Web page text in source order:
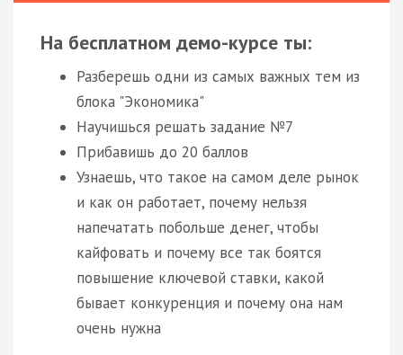
На бесплатном демо-курсе ты:
Разберешь одни из самых важных тем из
блока "Экономика"
Научишься решать задание №7
Прибавишь до 20 баллов
Узнаешь, что такое на самом деле рынок
и как он работает, почему нельзя
напечатать побольше денег, чтобы
кайфовать и почему все так боятся
повышение ключевой ставки, какой
бывает конкуренция и почему она нам
очень нужна